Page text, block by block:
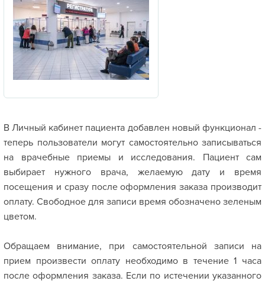
В Личный кабинет пациента добавлен новый функционал -
теперь пользователи могут самостоятельно записываться
на врачебные приемы и исследования. Пациент сам
выбирает нужного врача, желаемую дату и время
посещения и сразу после оформления заказа производит
оплату. Свободное для записи время обозначено зеленым
цветом.
Обращаем внимание, при самостоятельной записи на
прием произвести оплату необходимо в течение 1 часа
после оформления заказа. Если по истечении указанного